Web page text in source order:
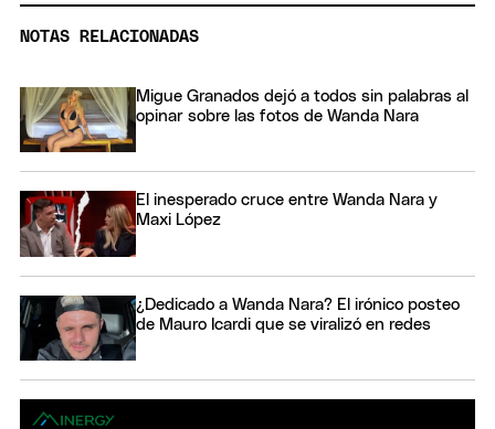
NOTAS RELACIONADAS
Migue Granados dejó a todos sin palabras al
opinar sobre las fotos de Wanda Nara
El inesperado cruce entre Wanda Nara y
Maxi López
¿Dedicado a Wanda Nara? El irónico posteo
de Mauro Icardi que se viralizó en redes